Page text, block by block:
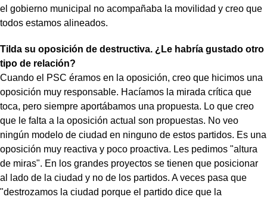
el gobierno municipal no acompañaba la movilidad y creo que
todos estamos alineados.
Tilda su oposición de destructiva. ¿Le habría gustado otro
tipo de relación?
Cuando el PSC éramos en la oposición, creo que hicimos una
oposición muy responsable. Hacíamos la mirada crítica que
toca, pero siempre aportábamos una propuesta. Lo que creo
que le falta a la oposición actual son propuestas. No veo
ningún modelo de ciudad en ninguno de estos partidos. Es una
oposición muy reactiva y poco proactiva. Les pedimos "altura
de miras". En los grandes proyectos se tienen que posicionar
al lado de la ciudad y no de los partidos. A veces pasa que
"destrozamos la ciudad porque el partido dice que la